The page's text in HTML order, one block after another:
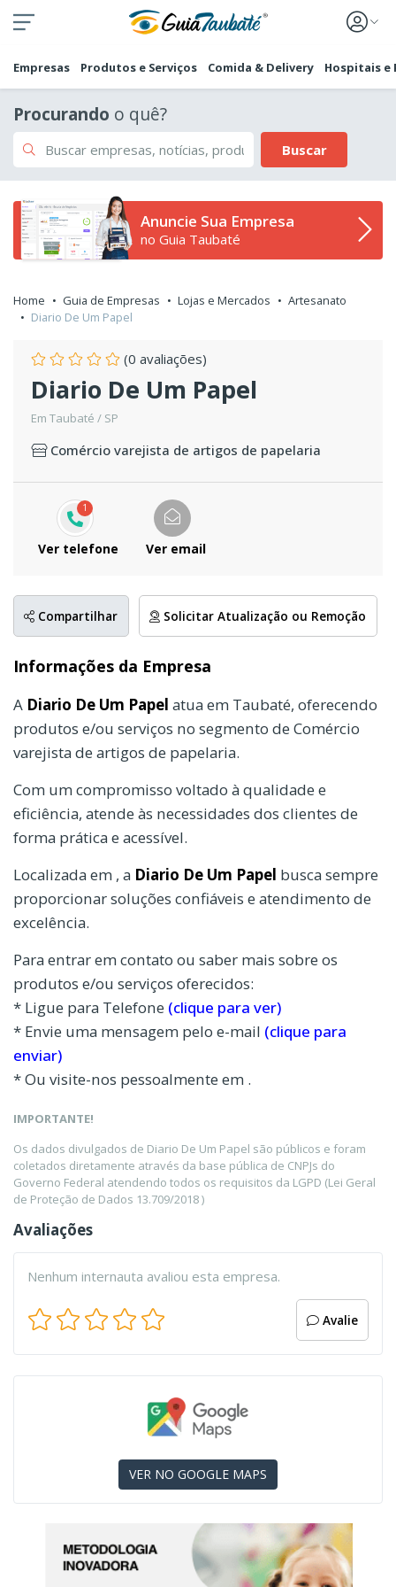
Empresas Produtos e Serviços Comida & Delivery Hospitais e
Procurando o quê?
Buscar
Anuncie Sua Empresa
no Guia Taubaté
Home Guia de Empresas Lojas e Mercados
Artesanato
Diario De Um Papel
(0 avaliações)
Diario De Um Papel
Em Taubaté / SP
Comércio varejista de artigos de papelaria
1
Ver telefone Ver email
Compartilhar Solicitar Atualização ou Remoção
Informações da Empresa
A Diario De Um Papel atua em Taubaté, oferecendo
produtos e/ou serviços no segmento de Comércio
varejista de artigos de papelaria.
Com um compromisso voltado à qualidade e
eficiência, atende às necessidades dos clientes de
forma prática e acessível.
Localizada em , a Diario De Um Papel busca sempre
proporcionar soluções confiáveis e atendimento de
excelência.
Para entrar em contato ou saber mais sobre os
produtos e/ou serviços oferecidos:
* Ligue para Telefone (clique para ver)
* Envie uma mensagem pelo e-mail (clique para
enviar)
* Ou visite-nos pessoalmente em .
IMPORTANTE!
Os dados divulgados de Diario De Um Papel são públicos e foram
coletados diretamente através da base pública de CNPJs do
Governo Federal atendendo todos os requisitos da LGPD (Lei Geral
de Proteção de Dados 13.709/2018 )
Avaliações
Nenhum internauta avaliou esta empresa.
Avalie
VER NO GOOGLE MAPS